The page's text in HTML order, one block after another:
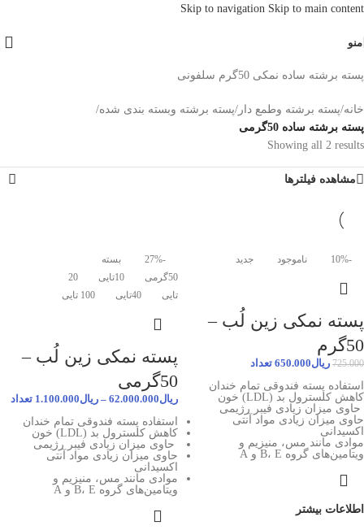
Skip to navigation Skip to main content
منو
پسته برشته ساده نمکی 50گرم سلفونی
خانه/پسته برشته وطمع دار /پسته برشته وبسته بندی شده/
پسته برشته ساده 50گرمی
Showing all 2 results
مشاهده فیلترها
-10% ناموجود جدید
پسته نمکی زین لُب –
50گرم
725.000 ریال650.000 تعداد
استفاده پسته فندوقی تمام خندان
کاهش کلسترول بد (LDL) خون
حاوی میزان زیادی فیبر رژیمی
حاوی میزان زیادی مواد آنتی
اکسیدانی
موادی مانند مس، منیزیم و
ویتامین‌های گروه B، E و A
اطلاعات بیشتر
-27%
بسته
50گرمی
10تایی
20
تایی
40تایی 100 تایی
پسته نمکی زین لُب –
50گرمی
ریال62.000.000
– ریال1.100.000 تعداد
استفاده پسته فندوقی تمام خندان
کاهش کلسترول بد (LDL) خون
حاوی میزان زیادی فیبر رژیمی
حاوی میزان زیادی مواد آنتی
اکسیدانی
موادی مانند مس، منیزیم و
ویتامین‌های گروه B، E و A